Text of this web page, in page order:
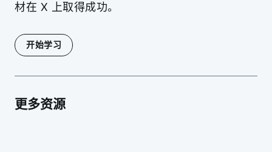
材在 X 上取得成功。
开始学习
更多资源